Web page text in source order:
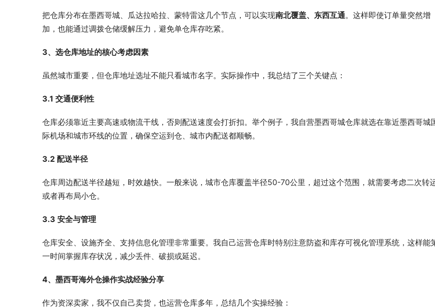
把仓库分布在墨西哥城、瓜达拉哈拉、蒙特雷这几个节点，可以实现南北覆盖、东西互通。这样即使订单量突然增
加，也能通过调拨仓储缓解压力，避免单仓库存吃紧。
3、选仓库地址的核心考虑因素
虽然城市重要，但仓库地址选址不能只看城市名字。实际操作中，我总结了三个关键点：
3.1 交通便利性
仓库必须靠近主要高速或物流干线，否则配送速度会打折扣。举个例子，我自营墨西哥城仓库就选在靠近墨西哥城
际机场和城市环线的位置，确保空运到仓、城市内配送都顺畅。
3.2 配送半径
仓库周边配送半径越短，时效越快。一般来说，城市仓库覆盖半径50-70公里，超过这个范围，就需要考虑二次转
或者再布局小仓。
3.3 安全与管理
仓库安全、设施齐全、支持信息化管理非常重要。我自己运营仓库时特别注意防盗和库存可视化管理系统，这样能
一时间掌握库存状况，减少丢件、破损或延迟。
4、墨西哥海外仓操作实战经验分享
作为资深卖家，我不仅自己卖货，也运营仓库多年，总结几个实操经验：